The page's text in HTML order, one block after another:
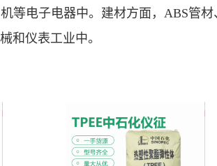
等电子电器中。建材方面，ABS管
和仪表工业中。